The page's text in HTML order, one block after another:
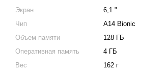
Экран
6,1 "
Чип
A14 Bionic
Объем памяти
128 ГБ
Оперативная память
4 ГБ
Вес
162 г